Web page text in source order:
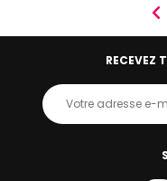
RECEVEZ